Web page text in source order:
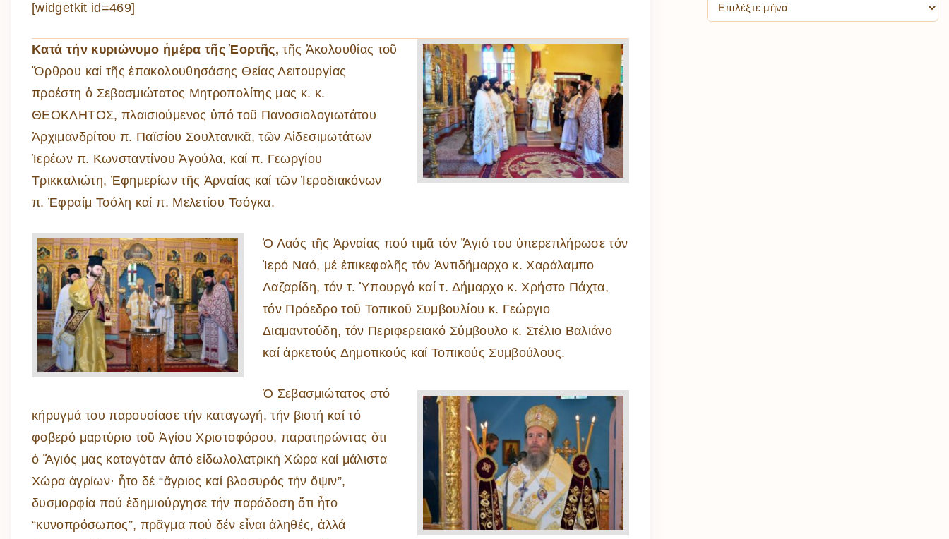
[widgetkit id=469]
Κατά τήν κυριώνυμο ἡμέρα τῆς Ἑορτῆς, τῆς Ἀκολουθίας τοῦ
Ὄρθρου καί τῆς ἐπακολουθησάσης Θείας Λειτουργίας
προέστη ὁ Σεβασμιώτατος Μητροπολίτης μας κ. κ.
ΘΕΟΚΛΗΤΟΣ, πλαισιούμενος ὑπό τοῦ Πανοσιολογιωτάτου
Ἀρχιμανδρίτου π. Παϊσίου Σουλτανικᾶ, τῶν Αἰδεσιμωτάτων
Ἱερέων π. Κωνσταντίνου Ἀγούλα, καί π. Γεωργίου
Τρικκαλιώτη, Ἐφημερίων τῆς Ἀρναίας καί τῶν Ἱεροδιακόνων
π. Ἐφραίμ Τσόλη καί π. Μελετίου Τσόγκα.
Ὁ Λαός τῆς Ἀρναίας πού τιμᾶ τόν Ἅγιό του ὑπερεπλήρωσε τόν
Ἱερό Ναό, μέ ἐπικεφαλῆς τόν Ἀντιδήμαρχο κ. Χαράλαμπο
Λαζαρίδη, τόν τ. Ὑπουργό καί τ. Δήμαρχο κ. Χρήστο Πάχτα,
τόν Πρόεδρο τοῦ Τοπικοῦ Συμβουλίου κ. Γεώργιο
Διαμαντούδη, τόν Περιφερειακό Σύμβουλο κ. Στέλιο Βαλιάνο
καί ἀρκετούς Δημοτικούς καί Τοπικούς Συμβούλους.
Ὁ Σεβασμιώτατος στό
κήρυγμά του παρουσίασε τήν καταγωγή, τήν βιοτή καί τό
φοβερό μαρτύριο τοῦ Ἁγίου Χριστοφόρου, παρατηρώντας ὅτι
ὁ Ἅγιός μας καταγόταν ἀπό εἰδωλολατρική Χώρα καί μάλιστα
Χώρα ἀγρίων· ἦτο δέ “ἄγριος καί βλοσυρός τήν ὄψιν”,
δυσμορφία πού ἐδημιούργησε τήν παράδοση ὅτι ἦτο
“κυνοπρόσωπος”, πρᾶγμα πού δέν εἶναι ἀληθές, ἀλλά